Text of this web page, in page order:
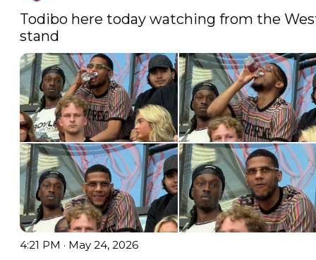
Todibo here today watching from the
stand
4:21 PM · May 24, 2026